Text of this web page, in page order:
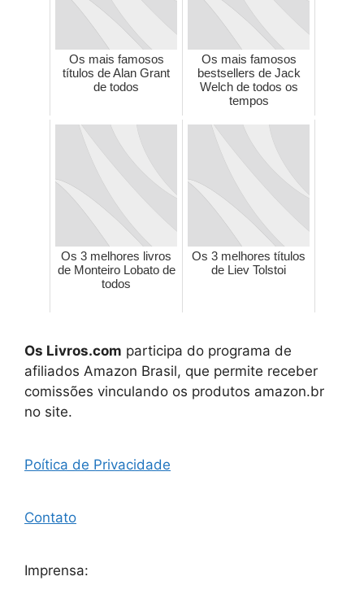
Os mais famosos
títulos de Alan Grant
de todos
Os mais famosos
bestsellers de Jack
Welch de todos os
tempos
Os 3 melhores livros
de Monteiro Lobato de
todos
Os 3 melhores títulos
de Liev Tolstoi
Os Livros.com participa do programa de
afiliados Amazon Brasil, que permite receber
comissões vinculando os produtos amazon.br
no site.
Poítica de Privacidade
Contato
Imprensa: